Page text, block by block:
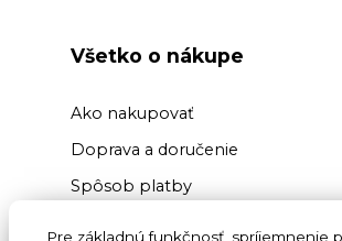
Všetko o nákupe
Ako nakupovať
Doprava a doručenie
Spôsob platby
Pre základnú funkčnosť, spríjemnenie